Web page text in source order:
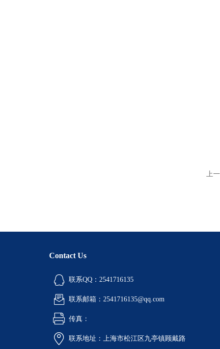
上
Contact Us
联系QQ：2541716135
联系邮箱：2541716135@qq.com
传真：
联系地址：上海市松江区九亭镇顾戴路